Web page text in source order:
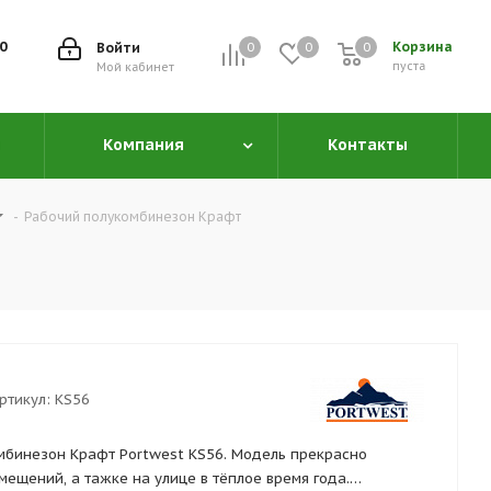
0 0 Корзина
0
пуста
0
Войти
Мой кабинет
Компания Контакты
- Рабочий полукомбинезон Крафт
KS56
Крафт Portwest KS56. Модель прекрасно
а тажке на улице в тёплое время года.